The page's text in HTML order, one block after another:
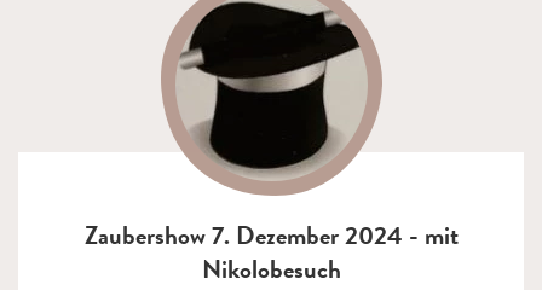
Zaubershow 7. Dezember 2024 - mit
Nikolobesuch